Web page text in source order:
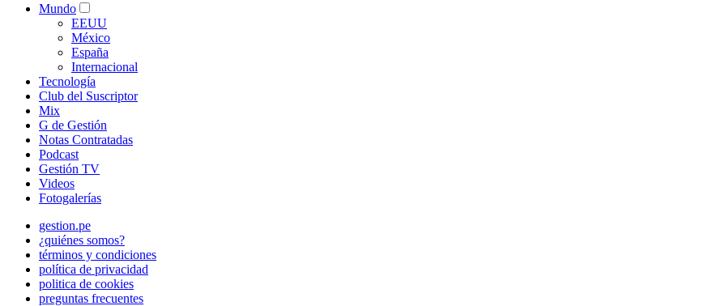
Mundo
EEUU
México
España
Internacional
Tecnología
Club del Suscriptor
Mix
G de Gestión
Notas Contratadas
Podcast
Gestión TV
Videos
Fotogalerías
gestion.pe
¿quiénes somos?
términos y condiciones
política de privacidad
politica de cookies
preguntas frecuentes